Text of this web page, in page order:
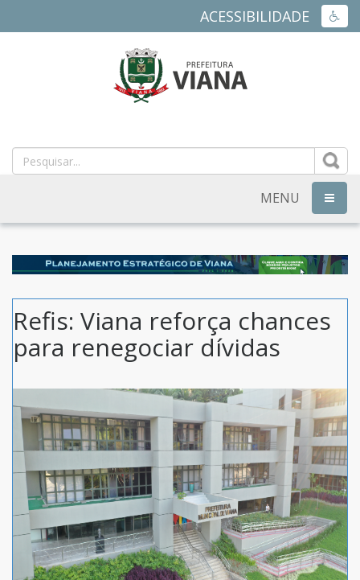
ACESSIBILIDADE
MUNICIPAL
DE
VIANA
ES
MENU
Refis: Viana reforça chances
para renegociar dívidas